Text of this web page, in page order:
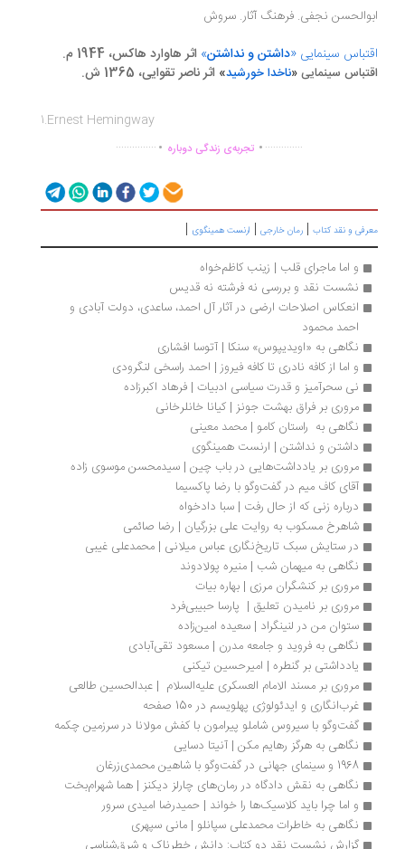
نجفی. فرهنگ آثار. سروش
سینمایی «داشتن و نداشتن»اثر هاوارد هاکس، 1944 م.
سینمایی«ناخدا خورشید»اثر ناصر تقوایی، 1365 ش.
1.Ernest Hemingway
................تجربه‌ی زندگی دوباره ...............
و نقد کتاب|رمان خارجی|ارنست همینگوی|
و اما ماجرای قلب | زینب کاظم‌خواه
نشست نقد و بررسی نه فرشته نه قدیس
انعکاس اصلاحات ارضی در آثار آل احمد، ساعدی، دولت ‌آبادی و
احمد محمود
نگاهی به «اويدیپوس» سنکا | آتوسا افشاری
و اما از کافه نادری تا کافه فیروز | احمد راسخی لنگرودی
نی سحرآمیز و قدرت سیاسی ادبیات | فرهاد اکبرزاده
مروری بر فراق بهشت جونز | کیانا خانلرخانی
نگاهی به  راستان کامو | محمد معینی
داشتن و نداشتن | ارنست همینگوی
مروری بر یادداشت‌هایی در باب چین | سیدمحسن موسوی زاده
آقای کاف میم در گفت‌وگو با رضا پاکسیما
درباره زنی که از حال رفت | سبا دادخواه
شاهرخ مسکوب به روایت علی بزرگیان | رضا صائمی
در ستایش سبک تاریخ‌نگاری عباس میلانی | محمدعلی غیبی
نگاهی به میهمان شب | منیره پولادوند
مروری بر کنشگران مرزی | بهاره بیات
مروری بر نامیدن تعلیق |  پارسا حبیبی‌فرد
ستوان من در لنینگراد | سعیده امین‌زاده
نگاهی به فروید و جامعه مدرن | مسعود تقی‌آبادی
یادداشتی بر گنطره | امیرحسین تیکنی
مروری بر مسند الامام العسکری علیه‌السلام  | عبدالحسین طالعی
غرب‌انگاری و ایدئولوژی پهلویسم در 150 صفحه
گفت‌وگو با سیروس شاملو پیرامون با کفش مولانا در سرزمین چکمه
نگاهی به هرگز رهایم مکن | آنیتا‌ دسایی‌
1968 و سینمای جهانی در گفت‌وگو با شاهین محمدی‌زرغان
نگاهی به نقش دادگاه در رمان‌های چارلز دیکنز | هما شهرا‌م‌بخت
و اما چرا باید کلاسیک‌ها را خواند | حمیدرضا امیدی سرور
نگاهی به خاطرات محمدعلی سپانلو | مانی سپهری